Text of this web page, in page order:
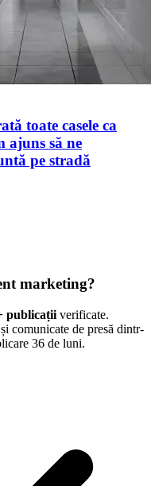
toate casele ca
ajuns să ne
pe stradă
marketing?
publicații verificate.
comunicate de presă dintr-
36 de luni.